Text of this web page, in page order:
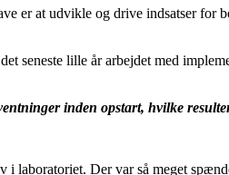
er at udvikle og drive indsatser
seneste lille år arbejdet med
inden opstart, hvilke
Der var så meget